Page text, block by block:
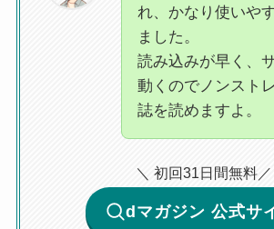
れ、かなり使いや
ました。
読み込みが早く、
動くのでノンスト
誌を読めますよ。
＼ 初回31日間無料／
dマガジン 公式サ